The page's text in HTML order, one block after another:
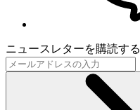
ニュースレターを購読する